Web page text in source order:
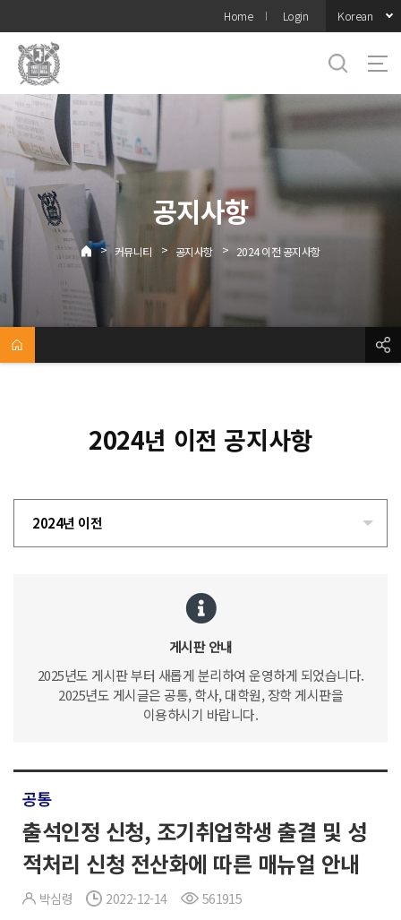
메뉴
Home Login Korean
공지사항
> 커뮤니티 > 공지사항 > 2024 이전 공지사항
2024년 이전 공지사항
2024년 이전
게시판 안내
2025년도 게시판 부터 새롭게 분리하여 운영하게 되었습니다.
2025년도 게시글은 공통, 학사, 대학원, 장학 게시판을
이용하시기 바랍니다.
공통
출석인정 신청, 조기취업학생 출결 및 성
적처리 신청 전산화에 따른 매뉴얼 안내
박심령 2022-12-14 561915